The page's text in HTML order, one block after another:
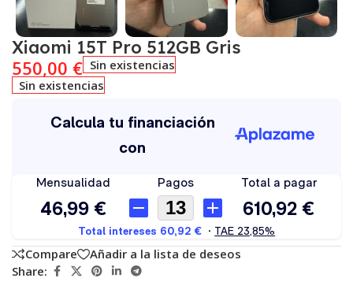
Xiaomi 15T Pro 512GB Gris
550,00 € Sin existencias
Sin existencias
Compare
Añadir a la lista de deseos
Share: